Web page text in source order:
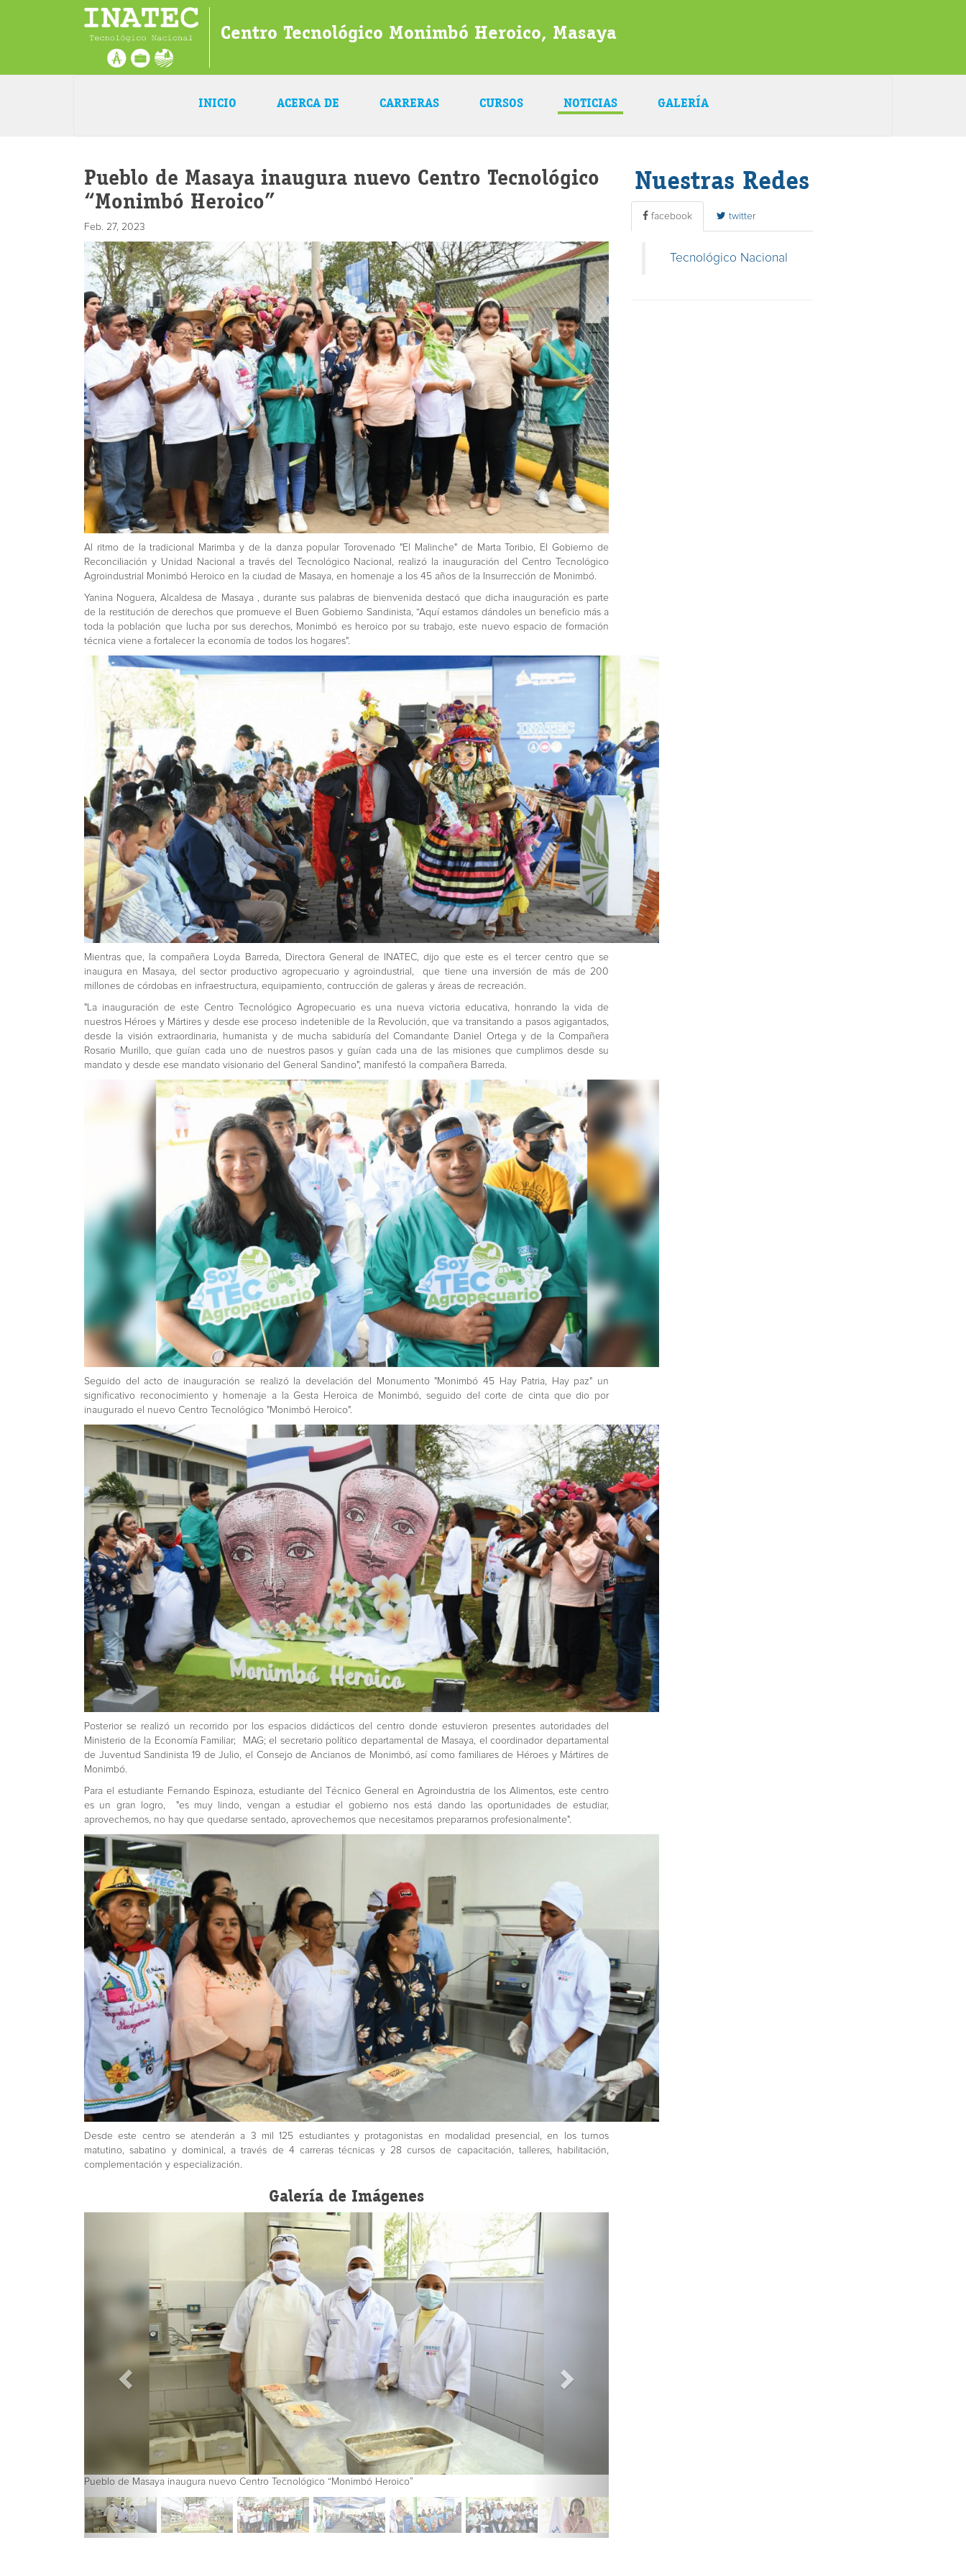
Centro Tecnológico Monimbó Heroico, Masaya
INICIO ACERCA DE CARRERAS CURSOS NOTICIAS GALERÍA
Pueblo de Masaya inaugura nuevo Centro Tecnológico
“Monimbó Heroico”
Feb. 27, 2023
Al ritmo de la tradicional Marimba y de la danza popular Torovenado "El Malinche" de Marta Toribio, El Gobierno de
Reconciliación y Unidad Nacional a través del Tecnológico Nacional, realizó la inauguración del Centro Tecnológico
Agroindustrial Monimbó Heroico en la ciudad de Masaya, en homenaje a los 45 años de la Insurrección de Monimbó.
Yanina Noguera, Alcaldesa de Masaya , durante sus palabras de bienvenida destacó que dicha inauguración es parte
de la restitución de derechos que promueve el Buen Gobierno Sandinista, “Aquí estamos dándoles un beneficio más a
toda la población que lucha por sus derechos, Monimbó es heroico por su trabajo, este nuevo espacio de formación
técnica viene a fortalecer la economía de todos los hogares".
Mientras que, la compañera Loyda Barreda, Directora General de INATEC, dijo que este es el tercer centro que se
inaugura en Masaya, del sector productivo agropecuario y agroindustrial, que tiene una inversión de más de 200
millones de córdobas en infraestructura, equipamiento, contrucción de galeras y áreas de recreación.
"La inauguración de este Centro Tecnológico Agropecuario es una nueva victoria educativa, honrando la vida de
nuestros Héroes y Mártires y desde ese proceso indetenible de la Revolución, que va transitando a pasos agigantados,
desde la visión extraordinaria, humanista y de mucha sabiduría del Comandante Daniel Ortega y de la Compañera
Rosario Murillo, que guían cada uno de nuestros pasos y guían cada una de las misiones que cumplimos desde su
mandato y desde ese mandato visionario del General Sandino", manifestó la compañera Barreda.
Seguido del acto de inauguración se realizó la develación del Monumento "Monimbó 45 Hay Patria, Hay paz" un
significativo reconocimiento y homenaje a la Gesta Heroica de Monimbó, seguido del corte de cinta que dio por
inaugurado el nuevo Centro Tecnológico "Monimbó Heroico".
Posterior se realizó un recorrido por los espacios didácticos del centro donde estuvieron presentes autoridades del
Ministerio de la Economía Familiar; MAG; el secretario político departamental de Masaya, el coordinador departamental
de Juventud Sandinista 19 de Julio, el Consejo de Ancianos de Monimbó, así como familiares de Héroes y Mártires de
Monimbó.
Para el estudiante Fernando Espinoza, estudiante del Técnico General en Agroindustria de los Alimentos, este centro
es un gran logro, "es muy lindo, vengan a estudiar el gobierno nos está dando las oportunidades de estudiar,
aprovechemos, no hay que quedarse sentado, aprovechemos que necesitamos prepararnos profesionalmente".
Desde este centro se atenderán a 3 mil 125 estudiantes y protagonistas en modalidad presencial, en los turnos
matutino, sabatino y dominical, a través de 4 carreras técnicas y 28 cursos de capacitación, talleres, habilitación,
complementación y especialización.
Galería de Imágenes
Pueblo de Masaya inaugura nuevo Centro Tecnológico “Monimbó Heroico”
Nuestras Redes
facebook twitter
Tecnológico Nacional